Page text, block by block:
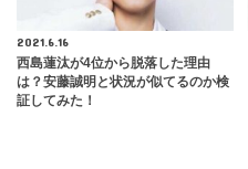
2021.6.16
西島蓮汰が4位から脱落した理由
は？安藤誠明と状況が似てるのか検
証してみた！